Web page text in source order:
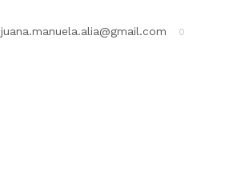
juana.manuela.alia@gmail.com
0